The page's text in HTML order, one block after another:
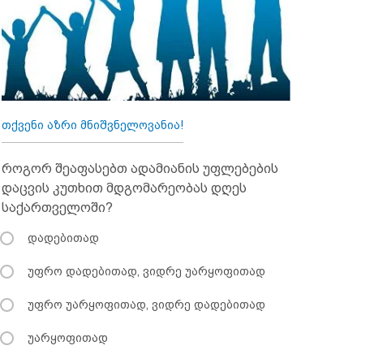
თქვენი აზრი მნიშვნელოვანია!
როგორ შეაფასებთ ადამიანის უფლებების
დაცვის კუთხით მდგომარეობას დღეს
საქართველოში?
დადებითად
უფრო დადებითად, ვიდრე უარყოფითად
უფრო უარყოფითად, ვიდრე დადებითად
უარყოფითად